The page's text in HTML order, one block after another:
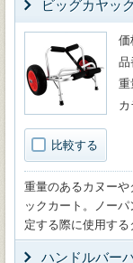
ビッグカヤッ
比較する
価
品
重
カ
重量のあるカヌー
ックカート。ノー
定する際に使用する
ハンドルバー